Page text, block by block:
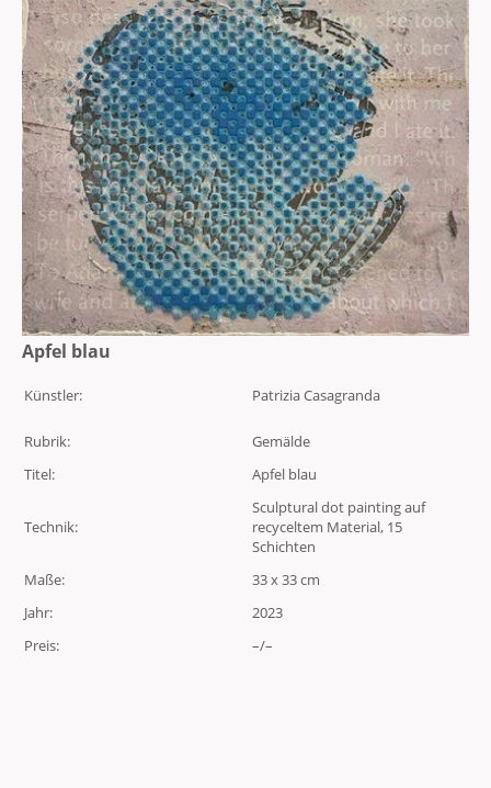
Apfel blau
Künstler: Patrizia Casagranda
Rubrik:
Gemälde
Titel:
Apfel blau
Technik:
Sculptural dot painting auf
recyceltem Material, 15
Schichten
Maße:
33 x 33 cm
Jahr:
2023
Preis:
–/–